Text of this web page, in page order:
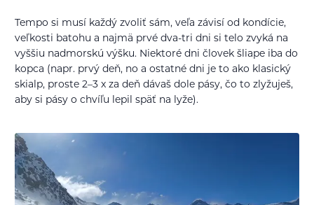
Tempo si musí každý zvoliť sám, veľa závisí od kondície,
veľkosti batohu a najmä prvé dva-tri dni si telo zvyká na
vyššiu nadmorskú výšku. Niektoré dni človek šliape iba do
kopca (napr. prvý deň, no a ostatné dni je to ako klasický
skialp, proste 2–3 x za deň dávaš dole pásy, čo to zlyžuješ,
aby si pásy o chvíľu lepil späť na lyže).